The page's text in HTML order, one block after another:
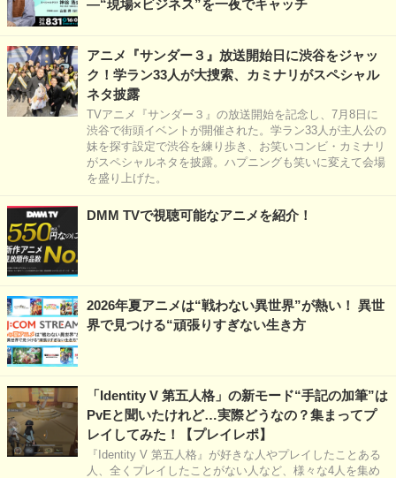
―“現場×ビジネス”を一夜でキャッチ
アニメ『サンダー３』放送開始日に渋谷をジャッ
ク！学ラン33人が大捜索、カミナリがスペシャル
ネタ披露
TVアニメ『サンダー３』の放送開始を記念し、7月8日に
渋谷で街頭イベントが開催された。学ラン33人が主人公の
妹を探す設定で渋谷を練り歩き、お笑いコンビ・カミナリ
がスペシャルネタを披露。ハプニングも笑いに変えて会場
を盛り上げた。
DMM TVで視聴可能なアニメを紹介！
2026年夏アニメは“戦わない異世界”が熱い！ 異世
界で見つける“頑張りすぎない生き方
「Identity V 第五人格」の新モード“手記の加筆”は
PvEと聞いたけれど…実際どうなの？集まってプ
レイしてみた！【プレイレポ】
『Identity V 第五人格』が好きな人やプレイしたことある
人、全くプレイしたことがない人など、様々な4人を集め